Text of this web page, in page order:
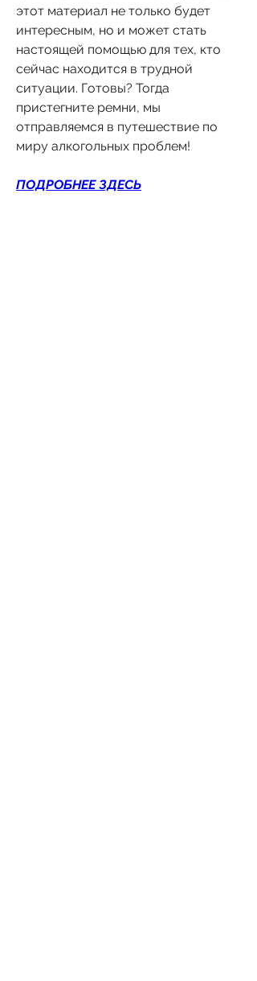
этот материал не только будет
интересным, но и может стать
настоящей помощью для тех, кто
сейчас находится в трудной
ситуации. Готовы? Тогда
пристегните ремни, мы
отправляемся в путешествие по
миру алкогольных проблем!
ПОДРОБНЕЕ ЗДЕСЬ